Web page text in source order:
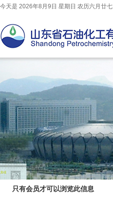
今天是 2026年8月 9 日 星期日 农历六月廿七
只有会员才可以浏览此信息